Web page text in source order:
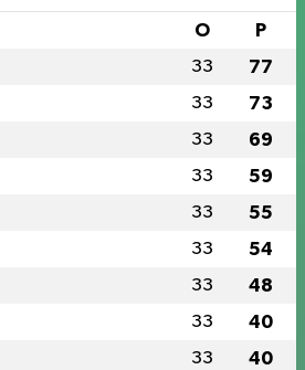
O P
33 77
33 73
33 69
33 59
33 55
33 54
33 48
33 40
33 40